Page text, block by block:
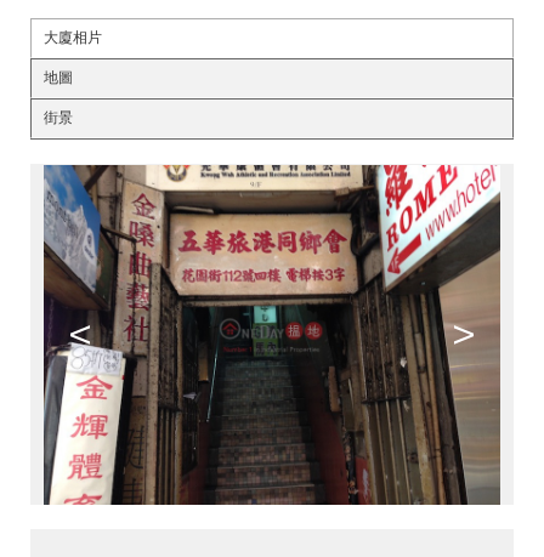
大廈相片
地圖
街景
< >